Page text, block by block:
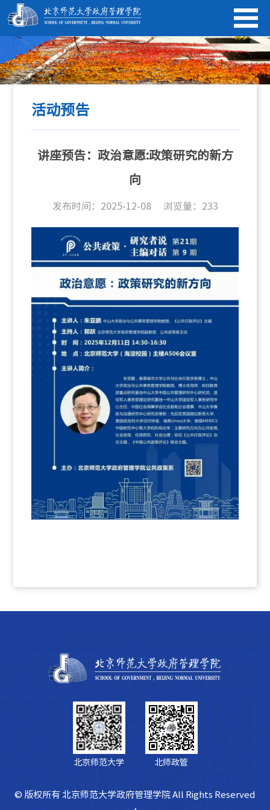
活动预告
讲座预告：政治意愿:政策研究的新方
向
发布时间：2025-12-08 浏览量： 233
北京师范大学 北师政管
© 版权所有 北京师范大学政府管理学院 All Rights Reserved